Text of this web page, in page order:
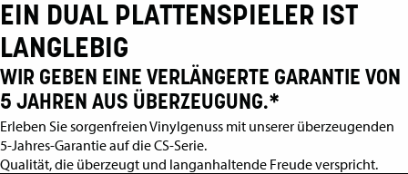
EIN DUAL PLATTENSPIELER IST
LANGLEBIG
WIR GEBEN EINE VERLÄNGERTE GARANTIE VON
5 JAHREN AUS ÜBERZEUGUNG.*
Erleben Sie sorgenfreien Vinylgenuss mit unserer überzeugenden
5-Jahres-Garantie auf die CS-Serie.
Qualität, die überzeugt und langanhaltende Freude verspricht.